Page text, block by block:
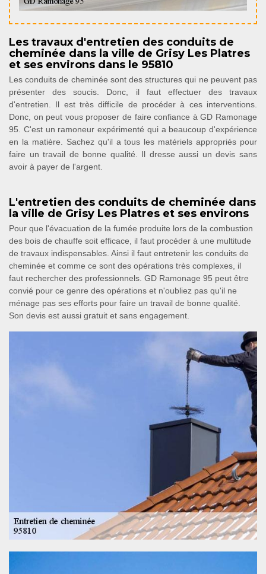
Les travaux d'entretien des conduits de
cheminée dans la ville de Grisy Les Platres
et ses environs dans le 95810
Les conduits de cheminée sont des structures qui ne peuvent pas
présenter des soucis. Donc, il faut effectuer des travaux
d'entretien. Il est très difficile de procéder à ces interventions.
Donc, on peut vous proposer de faire confiance à GD Ramonage
95. C'est un ramoneur expérimenté qui a beaucoup d'expérience
en la matière. Sachez qu'il a tous les matériels appropriés pour
faire un travail de bonne qualité. Il dresse aussi un devis sans
avoir à payer de l'argent.
L'entretien des conduits de cheminée dans
la ville de Grisy Les Platres et ses environs
Pour que l'évacuation de la fumée produite lors de la combustion
des bois de chauffe soit efficace, il faut procéder à une multitude
de travaux indispensables. Ainsi il faut entretenir les conduits de
cheminée et comme ce sont des opérations très complexes, il
faut rechercher des professionnels. GD Ramonage 95 peut être
convié pour ce genre des opérations et n'oubliez pas qu'il ne
ménage pas ses efforts pour faire un travail de bonne qualité.
Son devis est aussi gratuit et sans engagement.